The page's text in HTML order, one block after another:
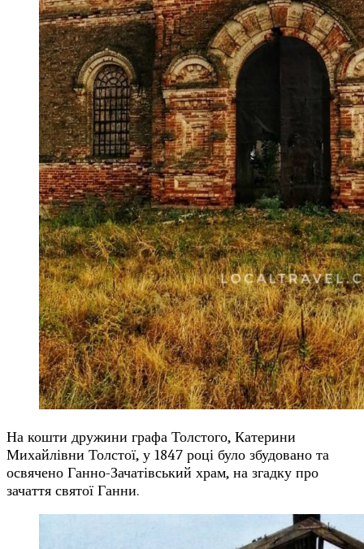
На кошти дружини графа Толстого, Катерини
Михайлівни Толстої, у 1847 році було збудовано та
освячено Ганно-Зачатівський храм, на згадку про
зачаття святої Ганни.